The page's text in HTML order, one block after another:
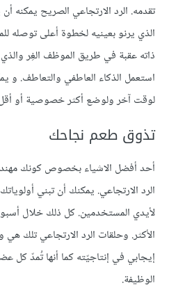
تقدمه. الرد الارتجاعي الصريح يمكنه
الذي يرنو بعينيه لخطوة أعلى توصله
ذاته عقبة في طريق الموظف الغِر
استعمل الذكاء العاطفي والتعاطف. و
لوقت آخر ولوضع أكثر خصوصية أو أقل
تذوق طعم نجاحك
أحد أفضل الاشياء بخصوص كونك
الرد الارتجاعي. يمكنك أن تبني
لأيدي المستخدمين. كل ذلك خلال
الأكثر. وحلقات الرد الارتجاعي تلك هي
إيجابي في إنتاجيّته كما أنها تُمدّ كل
الوظيفة.